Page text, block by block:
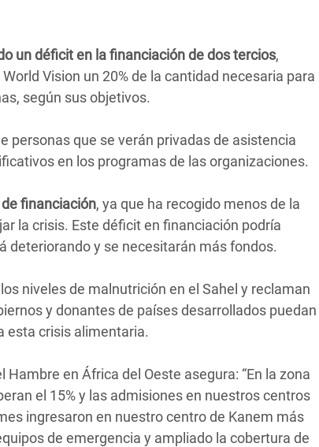
un déficit en la financiación de dos tercios,
Vision un 20% de la cantidad necesaria para
según sus objetivos.
personas que se verán privadas de asistencia
en los programas de las organizaciones.
financiación, ya que ha recogido menos de la
la crisis. Este déficit en financiación podría
deteriorando y se necesitarán más fondos.
niveles de malnutrición en el Sahel y reclaman
y donantes de países desarrollados puedan
esta crisis alimentaria.
en África del Oeste asegura: “En la zona
el 15% y las admisiones en nuestros centros
ingresaron en nuestro centro de Kanem más
de emergencia y ampliado la cobertura de